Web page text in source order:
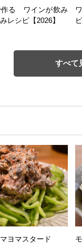
作る ワインが飲み
レシピ【2026】
すべて
ヨマスタード